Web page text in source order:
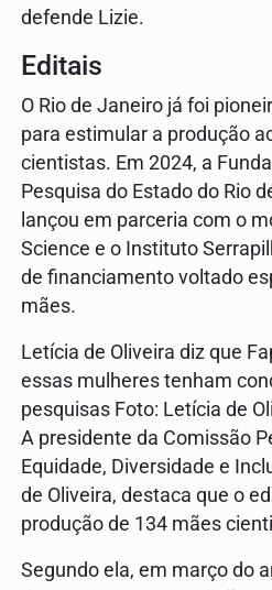
defende Lizie.
Editais
O Rio de Janeiro já foi
para estimular a produção
cientistas. Em 2024, a
Pesquisa do Estado do Rio
lançou em parceria com o
Science e o Instituto
de financiamento voltado
mães.
Letícia de Oliveira diz que
essas mulheres tenham
pesquisas Foto: Letícia de
A presidente da Comissão
Equidade, Diversidade e
de Oliveira, destaca que o
produção de 134 mães
Segundo ela, em março do